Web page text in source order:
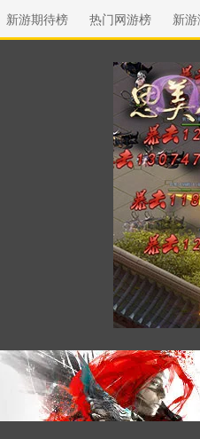
新游期待榜 热门网游榜 新